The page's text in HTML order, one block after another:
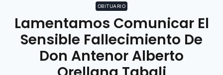
OBITUARIO
Lamentamos Comunicar El
Sensible Fallecimiento De
Don Antenor Alberto